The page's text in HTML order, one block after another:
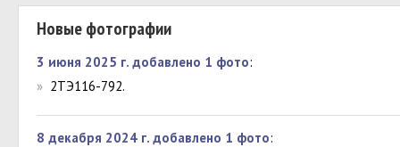
Новые фотографии
3 июня 2025 г. добавлено 1 фото:
» 2ТЭ116-792.
8 декабря 2024 г. добавлено 1 фото: